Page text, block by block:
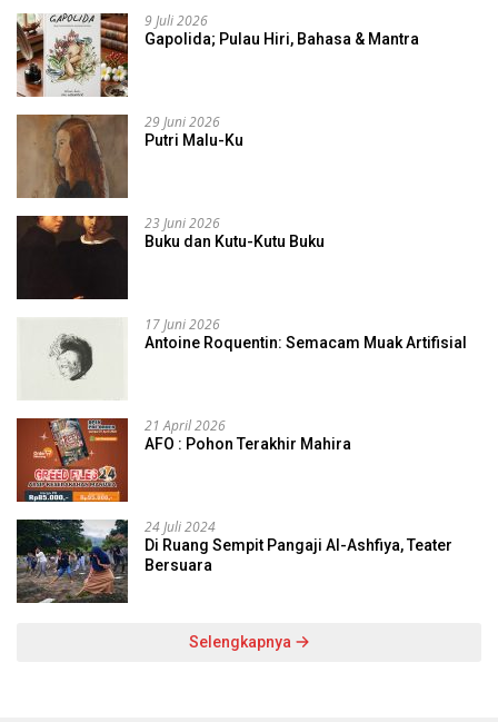
9 Juli 2026
Gapolida; Pulau Hiri, Bahasa & Mantra
29 Juni 2026
Putri Malu-Ku
23 Juni 2026
Buku dan Kutu-Kutu Buku
17 Juni 2026
Antoine Roquentin: Semacam Muak Artifisial
21 April 2026
AFO : Pohon Terakhir Mahira
24 Juli 2024
Di Ruang Sempit Pangaji Al-Ashfiya, Teater
Bersuara
Selengkapnya